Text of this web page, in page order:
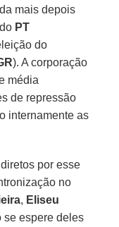
mais depois
PT
do
). A corporação
média
de repressão
internamente as
por esse
no
, Eliseu
se espere deles